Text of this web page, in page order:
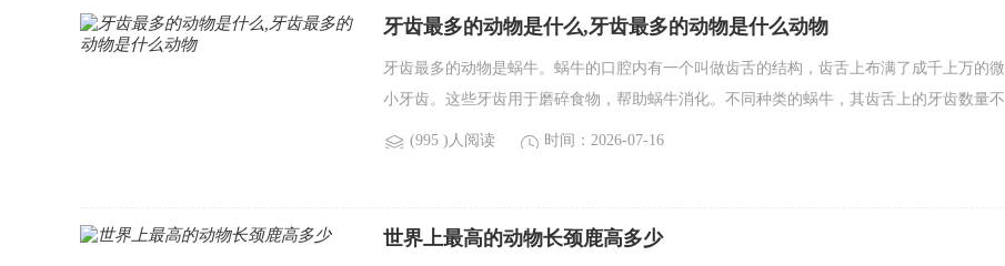
牙齿最多的动物是什么,牙齿最多的动物是什么动物
牙齿最多的动物是蜗牛。蜗牛的口腔内有一个叫做齿舌的结构，齿舌上布满了成千上万的微
小牙齿。这些牙齿用于磨碎食物，帮助蜗牛消化。不同种类的蜗牛，其齿舌上的牙齿数量不
(995 )人阅读 时间：2026-07-16
世界上最高的动物长颈鹿高多少